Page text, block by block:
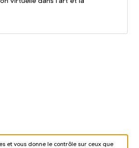
et vous donne le contrôle sur ceux que